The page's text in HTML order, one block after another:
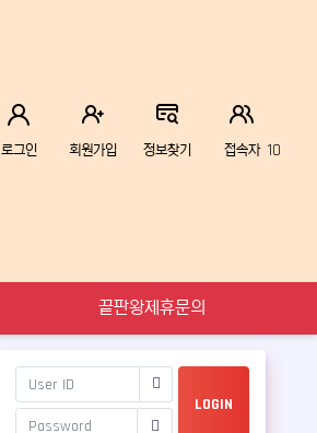
로그인 회원가입 정보찾기 접속자 10
끝판왕제휴문의
LOGIN